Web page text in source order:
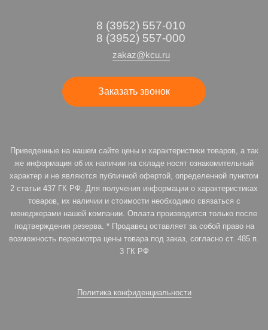
8 (3952) 557-010
8 (3952) 557-000
zakaz@kcu.ru
Заказать звонок
Приведенные на нашем сайте цены и характеристики товаров, а так
же информация об их наличии на складе носят ознакомительный
характер и не являются публичной офертой, определенной пунктом
2 статьи 437 ГК РФ. Для получения информации о характеристиках
товаров, их наличии и стоимости необходимо связаться с
менеджерами нашей компании. Оплата производится только после
подтверждения резерва. * Продавец оставляет за собой право на
возможность пересмотра цены товара под заказ, согласно ст. 485 п.
3 ГК РФ
Политика конфиденциальности